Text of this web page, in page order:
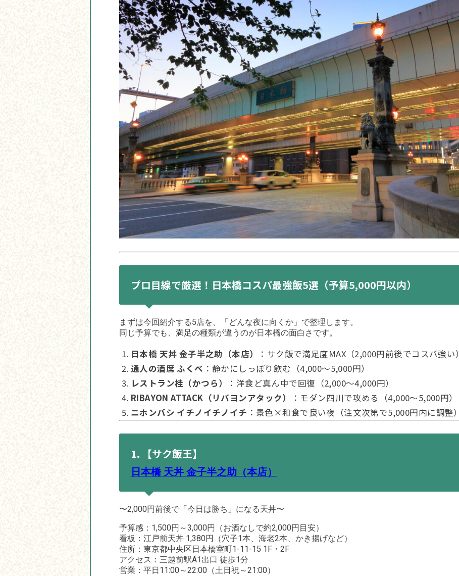
プロ目線で厳選！日本橋コスパ最強飯5選（予算5,000円以内）
まずは今回紹介する5店を、「どんな夜に向くか」で整理します。
同じ予算でも、満足の種類が違うのが日本橋の面白さです。
日本橋 天丼 金子半之助（本店）
：サク飯で満足度MAX（2,000円前後でコスパ強い）
通人の酒席 ふくべ ：静かにしっぽり飲む（4,000〜5,000円）
レストラン桂（かつら）
：洋食ど真ん中で回復（2,000〜4,000円）
RIBAYON ATTACK（リバヨンアタック）
：モダン四川で攻める（4,000〜5,000円）
ニホンバシ イチノイチノイチ ：景色×和食で良い夜（注文次第で5,000円内に調整）
1. 【サク飯王】
日本橋 天丼 金子半之助（本店）
〜2,000円前後で「今日は勝ち」になる天丼〜
予算感：1,500円～3,000円（お酒なしで約2,000円目安）
看板：江戸前天丼 1,380円（穴子1本、海老2本、かき揚げなど）
住所：東京都中央区日本橋室町1-11-15 1F・2F
アクセス：三越前駅A1出口 徒歩1分
営業：平日11:00～22:00（土日祝～21:00）